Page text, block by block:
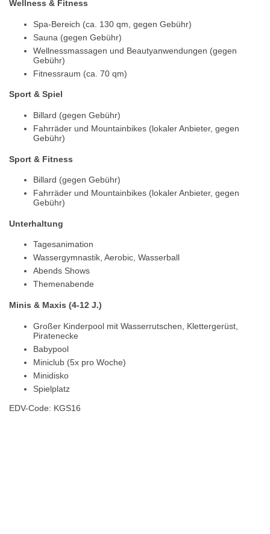
Wellness & Fitness
Spa-Bereich (ca. 130 qm, gegen Gebühr)
Sauna (gegen Gebühr)
Wellnessmassagen und Beautyanwendungen (gegen
Gebühr)
Fitnessraum (ca. 70 qm)
Sport & Spiel
Billard (gegen Gebühr)
Fahrräder und Mountainbikes (lokaler Anbieter, gegen
Gebühr)
Sport & Fitness
Billard (gegen Gebühr)
Fahrräder und Mountainbikes (lokaler Anbieter, gegen
Gebühr)
Unterhaltung
Tagesanimation
Wassergymnastik, Aerobic, Wasserball
Abends Shows
Themenabende
Minis & Maxis (4-12 J.)
Großer Kinderpool mit Wasserrutschen, Klettergerüst,
Piratenecke
Babypool
Miniclub (5x pro Woche)
Minidisko
Spielplatz
EDV-Code: KGS16